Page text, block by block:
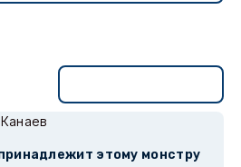
этому монстру